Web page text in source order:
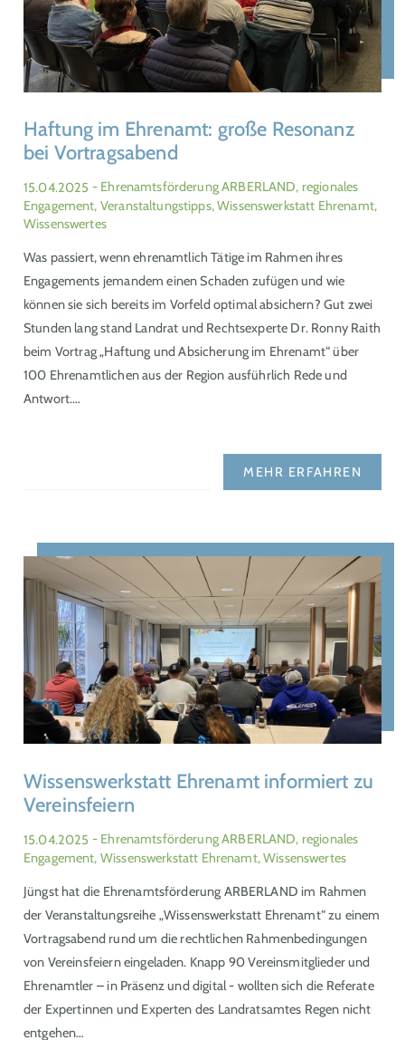
Haftung im Ehrenamt: große Resonanz
bei Vortragsabend
15.04.2025 - Ehrenamtsförderung ARBERLAND, regionales
Engagement, Veranstaltungstipps, Wissenswerkstatt Ehrenamt,
Wissenswertes
Was passiert, wenn ehrenamtlich Tätige im Rahmen ihres
Engagements jemandem einen Schaden zufügen und wie
können sie sich bereits im Vorfeld optimal absichern? Gut zwei
Stunden lang stand Landrat und Rechtsexperte Dr. Ronny Raith
beim Vortrag „Haftung und Absicherung im Ehrenamt“ über
100 Ehrenamtlichen aus der Region ausführlich Rede und
Antwort.…
MEHR ERFAHREN
Wissenswerkstatt Ehrenamt informiert zu
Vereinsfeiern
15.04.2025 - Ehrenamtsförderung ARBERLAND, regionales
Engagement, Wissenswerkstatt Ehrenamt, Wissenswertes
Jüngst hat die Ehrenamtsförderung ARBERLAND im Rahmen
der Veranstaltungsreihe „Wissenswerkstatt Ehrenamt“ zu einem
Vortragsabend rund um die rechtlichen Rahmenbedingungen
von Vereinsfeiern eingeladen. Knapp 90 Vereinsmitglieder und
Ehrenamtler – in Präsenz und digital - wollten sich die Referate
der Expertinnen und Experten des Landratsamtes Regen nicht
entgehen…